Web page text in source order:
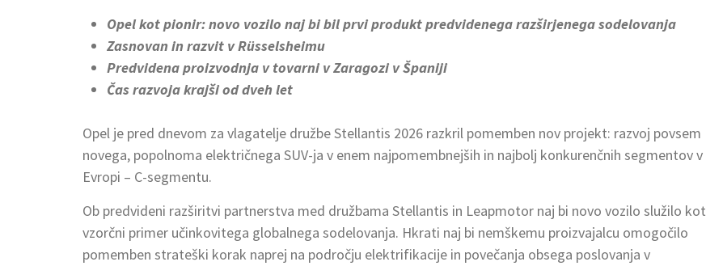
Opel kot pionir: novo vozilo naj bi bil prvi produkt predvidenega razširjenega sodelovanja
Zasnovan in razvit v Rüsselsheimu
Predvidena proizvodnja v tovarni v Zaragozi v Španiji
Čas razvoja krajši od dveh let
Opel je pred dnevom za vlagatelje družbe Stellantis 2026 razkril pomemben nov projekt: razvoj povsem
novega, popolnoma električnega SUV-ja v enem najpomembnejših in najbolj konkurenčnih segmentov v
Evropi – C-segmentu.
Ob predvideni razširitvi partnerstva med družbama Stellantis in Leapmotor naj bi novo vozilo služilo kot
vzorčni primer učinkovitega globalnega sodelovanja. Hkrati naj bi nemškemu proizvajalcu omogočilo
pomemben strateški korak naprej na področju elektrifikacije in povečanja obsega poslovanja v